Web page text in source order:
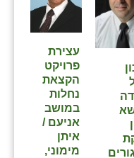
עצירת
פרויקט
הקצאת
נחלות
במושב
אניעם /
איתן
מימוני,